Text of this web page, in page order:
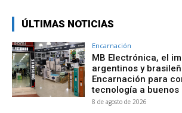
ÚLTIMAS NOTICIAS
Encarnación
MB Electrónica, el
argentinos y
Encarnación para
tecnología a buenos
8 de agosto de 2026